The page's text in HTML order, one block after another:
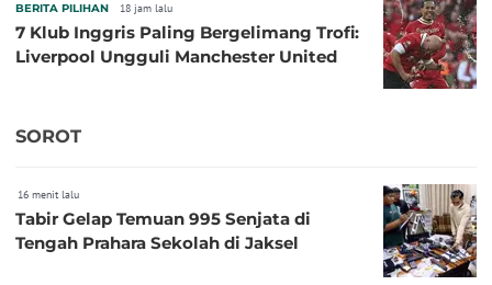
BERITA PILIHAN 18 jam lalu
7 Klub Inggris Paling Bergelimang Trofi:
Liverpool Ungguli Manchester United
SOROT
16 menit lalu
Tabir Gelap Temuan 995 Senjata di
Tengah Prahara Sekolah di Jaksel